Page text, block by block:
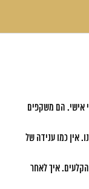
אישי. הם משקפים
אין כמו ענידה של
איך לאחר